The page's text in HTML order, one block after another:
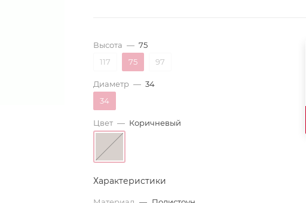
Высота — 75
117
75 97
Диаметр — 34
34
Цвет — Коричневый
Характеристики